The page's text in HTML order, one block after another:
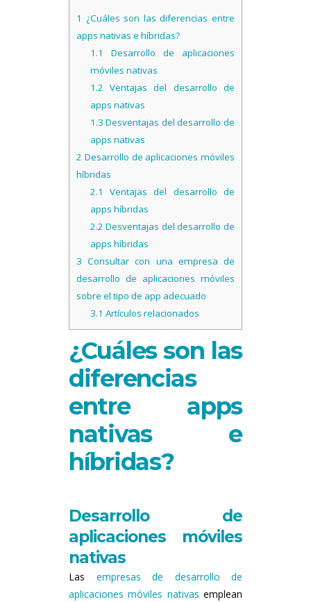
1 ¿Cuáles son las diferencias entre
apps nativas e híbridas?
1.1
Desarrollo de aplicaciones
móviles nativas
1.2 Ventajas del desarrollo de
apps nativas
1.3 Desventajas del desarrollo de
apps nativas
2 Desarrollo de aplicaciones móviles
híbridas
2.1
Ventajas del desarrollo de
apps híbridas
2.2 Desventajas del desarrollo de
apps híbridas
3 Consultar con una empresa de
desarrollo de aplicaciones móviles
sobre el tipo de app adecuado
3.1 Artículos relacionados
¿Cuáles son las
diferencias
entre apps
nativas e
híbridas?
Desarrollo de
aplicaciones móviles
nativas
Las empresas de desarrollo de
aplicaciones móviles nativas emplean